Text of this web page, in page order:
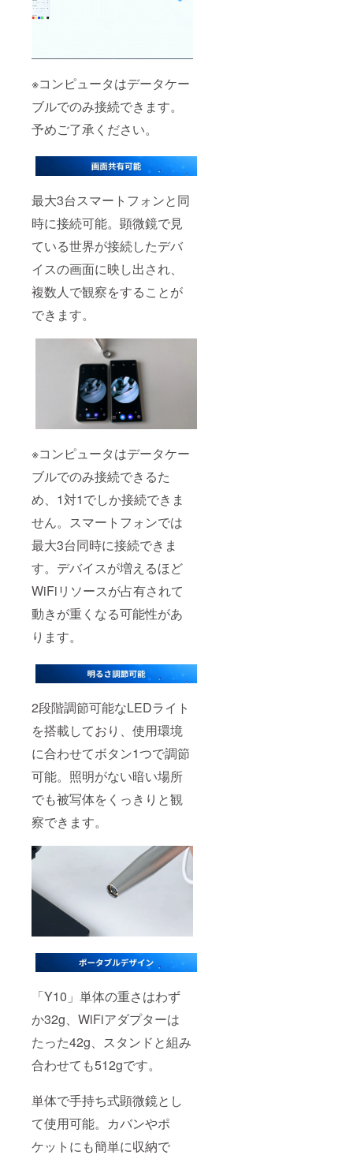
※コンピュータはデータケー
ブルでのみ接続できます。
予めご了承ください。
最大3台スマートフォンと同
時に接続可能。顕微鏡で見
ている世界が接続したデバ
イスの画面に映し出され、
複数人で観察をすることが
できます。
※コンピュータはデータケー
ブルでのみ接続できるた
め、1対1でしか接続できま
せん。スマートフォンでは
最大3台同時に接続できま
す。デバイスが増えるほど
WiFiリソースが占有されて
動きが重くなる可能性があ
ります。
2段階調節可能なLEDライト
を搭載しており、使用環境
に合わせてボタン1つで調節
可能。照明がない暗い場所
でも被写体をくっきりと観
察できます。
「Y10」単体の重さはわず
か32g、WiFiアダプターは
たった42g、スタンドと組み
合わせても512gです。
単体で手持ち式顕微鏡とし
て使用可能。カバンやポ
ケットにも簡単に収納で